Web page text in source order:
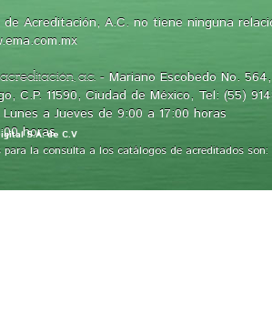
de Acreditación, A.C. no tiene ninguna
a.c. - Mariano Escobedo No.
C.P. 11590, Ciudad de México, Tel: (55)
a Jueves de 9:00 a 17:00 horas
horas
para la consulta a los catálogos de acreditados
S.A. de C.V